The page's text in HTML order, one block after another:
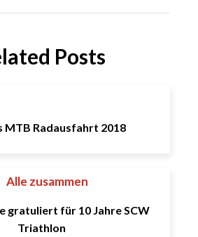
Posts
MTB Radausfahrt 2018
gratuliert für 10 Jahre SCW
Triathlon